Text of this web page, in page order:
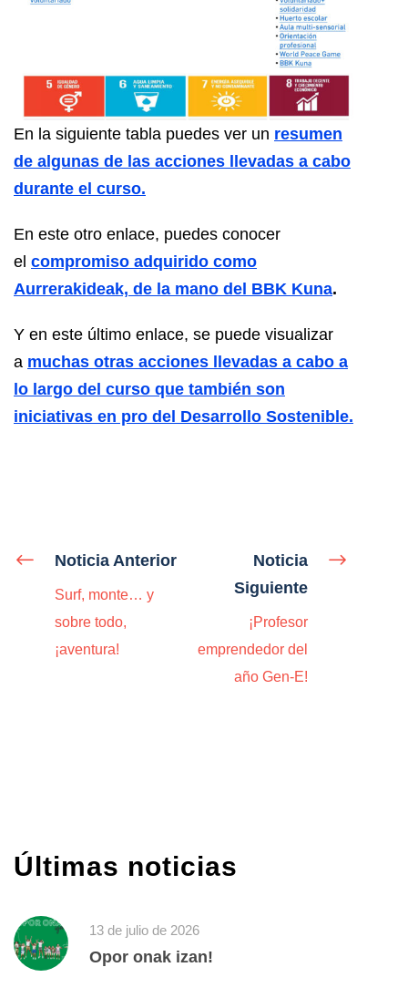
En la siguiente tabla puedes ver un resumen
de algunas de las acciones llevadas a cabo
durante el curso.
En este otro enlace, puedes conocer
el compromiso adquirido como
Aurrerakideak, de la mano del BBK Kuna.
Y en este último enlace, se puede visualizar
a muchas otras acciones llevadas a cabo a
lo largo del curso que también son
iniciativas en pro del Desarrollo Sostenible.
Noticia Anterior
Surf, monte… y
sobre todo,
¡aventura!
Noticia
Siguiente
¡Profesor
emprendedor del
año Gen-E!
Últimas noticias
13 de julio de 2026
Opor onak izan!